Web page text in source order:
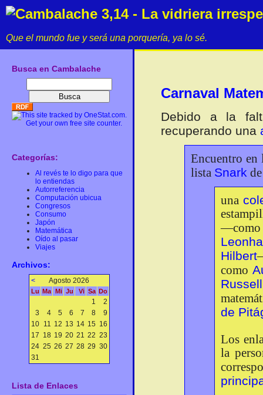
Cambalache 3,14 - La vidriera
Que el mundo fue y será una porquería, ya lo sé.
Carnaval
Debido a la
recuperando una
Encuentro en
lista Snark
una
Hilbert
como
Russell
de
Los
la
Busca en Cambalache
Categorías:
Al revés te lo digo para que
lo entiendas
Autorreferencia
Computación ubicua
Congresos
Consumo
Japón
Matemática
Oído al pasar
Viajes
Archivos:
< Agosto 2026
Lu Ma Mi Ju Vi Sa Do
1
2
3
4 5 6 7 8
9
10 11 12 13 14 15 16
17 18 19 20 21 22 23
24 25 26 27 28 29 30
31
Lista de Enlaces